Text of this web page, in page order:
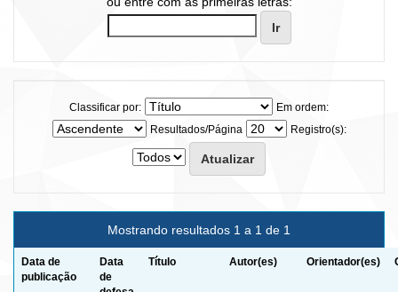
Classificar por:
Em ordem:
Resultados/Página
Registro(s):
Mostrando resultados 1 a 1 de 1
Data de
publicação
Data
de
Título Autor(es) Orientador(es)